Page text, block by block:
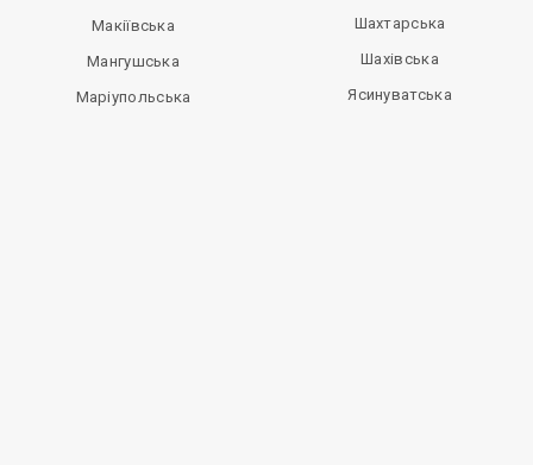
Макіївська
Мангушська
Маріупольська
Шахтарська
Шахівська
Ясинуватська